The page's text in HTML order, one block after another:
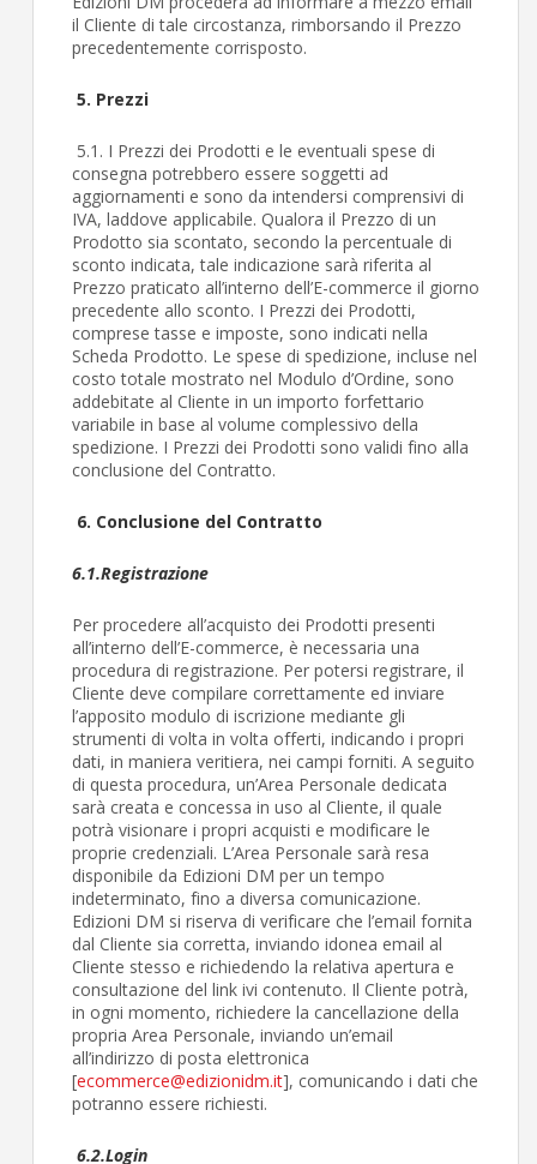
il Cliente di tale circostanza, rimborsando il Prezzo
precedentemente corrisposto.
5. Prezzi
5.1. I Prezzi dei Prodotti e le eventuali spese di
consegna potrebbero essere soggetti ad
aggiornamenti e sono da intendersi comprensivi di
IVA, laddove applicabile. Qualora il Prezzo di un
Prodotto sia scontato, secondo la percentuale di
sconto indicata, tale indicazione sarà riferita al
Prezzo praticato all’interno dell’E-commerce il giorno
precedente allo sconto. I Prezzi dei Prodotti,
comprese tasse e imposte, sono indicati nella
Scheda Prodotto. Le spese di spedizione, incluse nel
costo totale mostrato nel Modulo d’Ordine, sono
addebitate al Cliente in un importo forfettario
variabile in base al volume complessivo della
spedizione. I Prezzi dei Prodotti sono validi fino alla
conclusione del Contratto.
6. Conclusione del Contratto
6.1.Registrazione
Per procedere all’acquisto dei Prodotti presenti
all’interno dell’E-commerce, è necessaria una
procedura di registrazione. Per potersi registrare, il
Cliente deve compilare correttamente ed inviare
l’apposito modulo di iscrizione mediante gli
strumenti di volta in volta offerti, indicando i propri
dati, in maniera veritiera, nei campi forniti. A seguito
di questa procedura, un’Area Personale dedicata
sarà creata e concessa in uso al Cliente, il quale
potrà visionare i propri acquisti e modificare le
proprie credenziali. L’Area Personale sarà resa
disponibile da Edizioni DM per un tempo
indeterminato, fino a diversa comunicazione.
Edizioni DM si riserva di verificare che l’email fornita
dal Cliente sia corretta, inviando idonea email al
Cliente stesso e richiedendo la relativa apertura e
consultazione del link ivi contenuto. Il Cliente potrà,
in ogni momento, richiedere la cancellazione della
propria Area Personale, inviando un’email
all’indirizzo di posta elettronica
[ecommerce@edizionidm.it], comunicando i dati che
potranno essere richiesti.
6.2.Login